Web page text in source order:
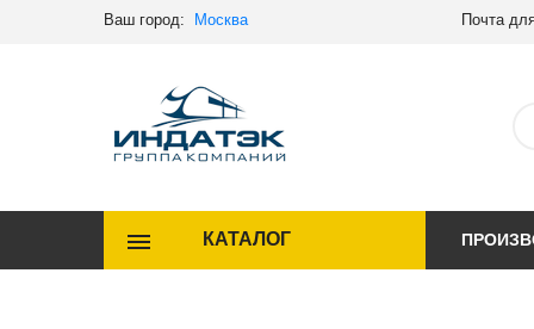
Ваш город: Москва Почта
КАТАЛОГ